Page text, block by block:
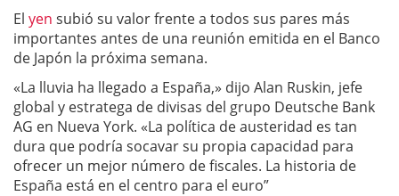
El yen subió su valor frente a todos sus pares más
importantes antes de una reunión emitida en el Banco
de Japón la próxima semana.
«La lluvia ha llegado a España,» dijo Alan Ruskin, jefe
global y estratega de divisas del grupo Deutsche Bank
AG en Nueva York. «La política de austeridad es tan
dura que podría socavar su propia capacidad para
ofrecer un mejor número de fiscales. La historia de
España está en el centro para el euro”